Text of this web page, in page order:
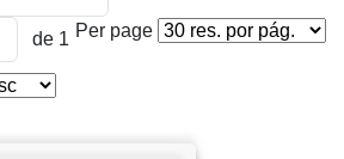
de 1 Per page